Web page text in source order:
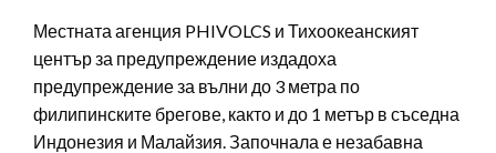
Местната агенция PHIVOLCS и Тихоокеанският
център за предупреждение издадоха
предупреждение за вълни до 3 метра по
филипинските брегове, както и до 1 метър в съседна
Индонезия и Малайзия. Започнала е незабавна